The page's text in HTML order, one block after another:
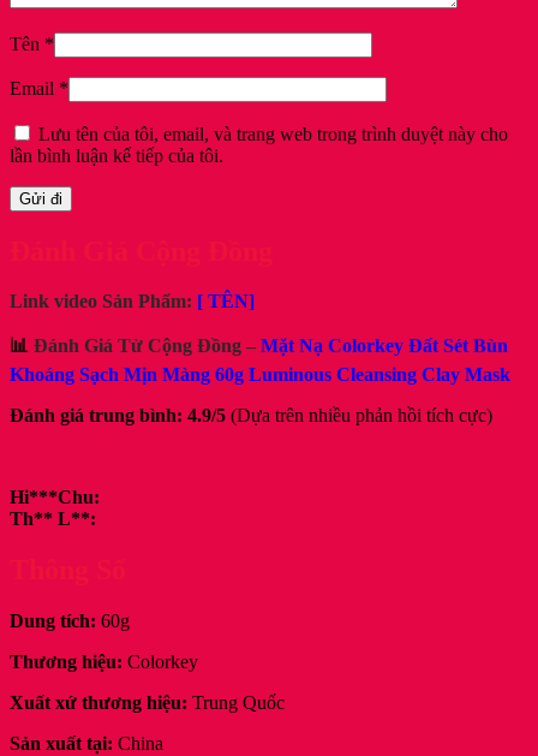
Tên *
Email *
Lưu tên của tôi, email, và trang web trong trình duyệt này cho
lần bình luận kế tiếp của tôi.
Link video Sản Phẩm: [ TÊN]
📊 Đánh Giá Từ Cộng Đồng – Mặt Nạ Colorkey Đất Sét Bùn
Khoáng Sạch Mịn Màng 60g Luminous Cleansing Clay Mask
Đánh giá trung bình: 4.9/5 (Dựa trên nhiều phản hồi tích cực)
Hi***Chu:
Th** L**:
Dung tích: 60g
Thương hiệu: Colorkey
Xuất xứ thương hiệu: Trung Quốc
Sản xuất tại: China